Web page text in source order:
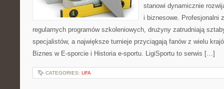
stanowi dynamicznie
i biznesowe. Profesjonalni
regularnych programów szkoleniowych, drużyny zatrudniają
specjalistów, a największe turnieje przyciągają fanów z wielu
Biznes w E-sporcie i Historia e-sportu. LigiSportu to serwis […]
CATEGORIES: UFA